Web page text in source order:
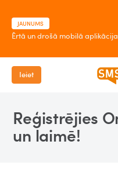
JAUNUMS
Ērtā un drošā mobilā
Ieiet
Reģistrējies
un laimē!